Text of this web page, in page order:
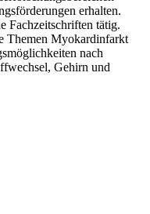
erhalten.
Fachzeitschriften tätig.
Themen Myokardinfarkt
nach
Gehirn und